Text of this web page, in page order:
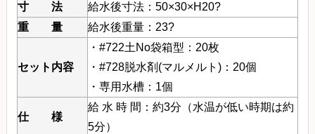
寸 法
給水後寸法：50×30×H20?
重 量
給水後重量：23?
セット内容
・#722土No袋箱型：20枚
・#728脱水剤(マルメルト)：20個
・専用水槽：1個
仕 様
給 水 時 間：約3分（水温が低い時期は約
5分）